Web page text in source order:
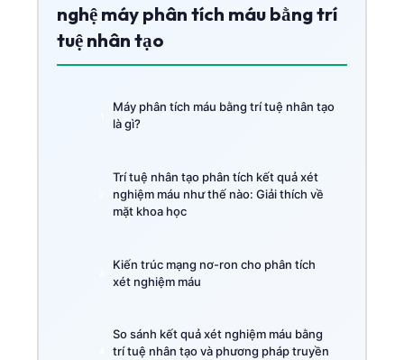
nghệ máy phân tích máu bằng trí
tuệ nhân tạo
Máy phân tích máu bằng trí tuệ nhân tạo
là gì?
Trí tuệ nhân tạo phân tích kết quả xét
nghiệm máu như thế nào: Giải thích về
mặt khoa học
Kiến trúc mạng nơ-ron cho phân tích
xét nghiệm máu
So sánh kết quả xét nghiệm máu bằng
trí tuệ nhân tạo và phương pháp truyền